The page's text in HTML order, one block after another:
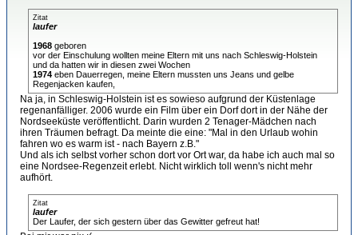
Zitat
laufer
1968 geboren
vor der Einschulung wollten meine Eltern mit uns nach Schleswig-Holstein
und da hatten wir in diesen zwei Wochen
1974 eben Dauerregen, meine Eltern mussten uns Jeans und gelbe
Regenjacken kaufen,
Na ja, in Schleswig-Holstein ist es sowieso aufgrund der Küstenlage
regenanfälliger. 2006 wurde ein Film über ein Dorf dort in der Nähe der
Nordseeküste veröffentlicht. Darin wurden 2 Tenager-Mädchen nach
ihren Träumen befragt. Da meinte die eine: "Mal in den Urlaub wohin
fahren wo es warm ist - nach Bayern z.B."
Und als ich selbst vorher schon dort vor Ort war, da habe ich auch mal so
eine Nordsee-Regenzeit erlebt. Nicht wirklich toll wenn's nicht mehr
aufhört.
Zitat
laufer
Der Laufer, der sich gestern über das Gewitter gefreut hat!